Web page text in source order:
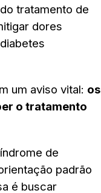
tratamento de
dores
um aviso vital: os
o tratamento
de
padrão
é buscar